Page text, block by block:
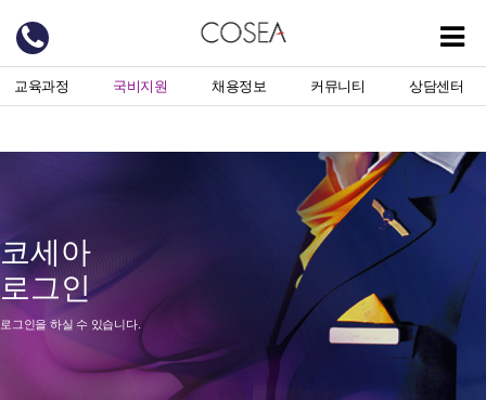
교육과정 국비지원 채용정보 커뮤니티 상담센터
코세아
로그인
로그인을 하실 수 있습니다.